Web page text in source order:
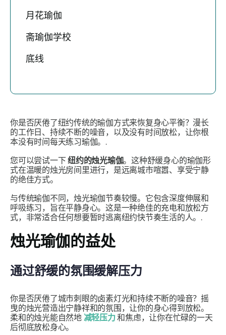
月花瑜伽
斋瑜伽学校
底线
你是否厌倦了纽约传统的瑜伽方式来恢复身心平衡？漫长
的工作日、持续不断的噪音，以及没有时间放松，让你根
本没有时间每天练习瑜伽。.
您可以尝试一下纽约的烛光瑜伽。这种舒缓身心的瑜伽形
式在温暖的烛光房间里进行，是远离城市喧嚣、享受宁静
的绝佳方式。
与传统瑜伽不同，烛光瑜伽节奏较慢。它包含深度伸展和
呼吸练习，旨在平静身心。这是一种绝佳的充电和放松方
式，非常适合任何想要暂时逃离纽约快节奏生活的人。.
烛光瑜伽的益处
通过舒缓的氛围缓解压力
你是否厌倦了城市刺眼的卤素灯光和持续不断的噪音？摇
曳的烛光营造出宁静祥和的氛围，让你的身心得到放松。
柔和的烛光能自然地 减轻压力和焦虑，让你在忙碌的一天
后彻底放松身心。